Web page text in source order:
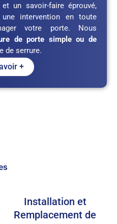
un savoir-faire éprouvé,
intervention en toute
votre porte. Nous
de porte simple ou de
de serrure.
+
Installation et
Remplacement de